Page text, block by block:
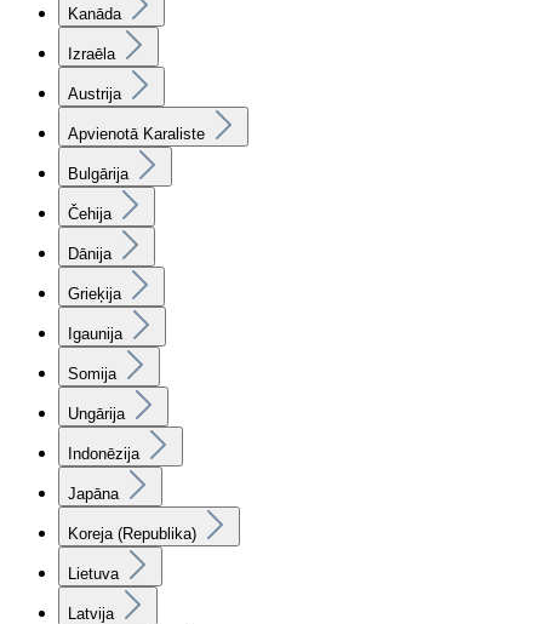
Kanāda
Izraēla
Austrija
Apvienotā Karaliste
Bulgārija
Čehija
Dānija
Grieķija
Igaunija
Somija
Ungārija
Indonēzija
Japāna
Koreja (Republika)
Lietuva
Latvija